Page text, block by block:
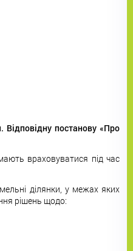
Відповідну постанову «Про
враховуватися під час
ділянки, у межах яких
рішень щодо: